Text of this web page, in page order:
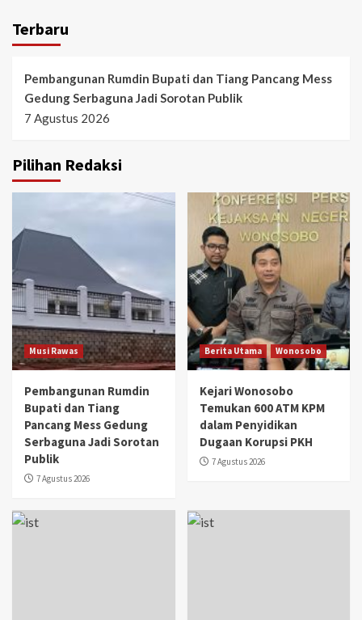
Terbaru
Pembangunan Rumdin Bupati dan Tiang Pancang Mess
Gedung Serbaguna Jadi Sorotan Publik
7 Agustus 2026
Pilihan Redaksi
Musi Rawas
Pembangunan Rumdin
Bupati dan Tiang
Pancang Mess Gedung
Serbaguna Jadi Sorotan
Publik
7 Agustus 2026
Berita Utama Wonosobo
Kejari Wonosobo
Temukan 600 ATM KPM
dalam Penyidikan
Dugaan Korupsi PKH
7 Agustus 2026